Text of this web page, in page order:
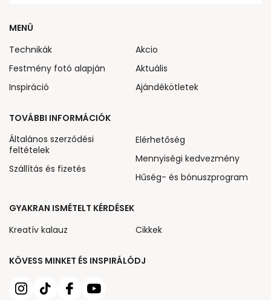
KÖVESS MINKET ÉS INSPIRÁLÓDJ
MENÜ
Technikák
Festmény fotó alapján
Inspiráció
Akcio
Aktuális
Ajándékötletek
TOVÁBBI INFORMÁCIÓK
Általános szerződési
feltételek
Szállítás és fizetés
Elérhetőség
Mennyiségi kedvezmény
Hűség- és bónuszprogram
GYAKRAN ISMÉTELT KÉRDÉSEK
Kreatív kalauz
Cikkek